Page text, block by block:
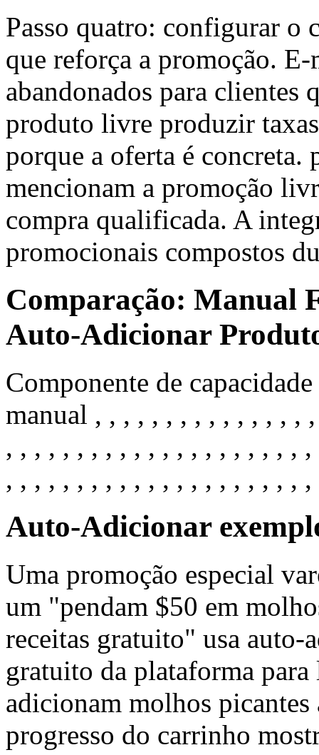
Passo quatro: configurar o
que reforça a promoção.
abandonados para clientes
produto livre produzir
porque a oferta é concreta.
mencionam a promoção
compra qualificada. A
promocionais compostos
Comparação: Manual
Auto-Adicionar
Componente de
manual , , , , , , , , , , , , , , ,
, , , , , , , , , , , , , , , , , , , , ,
, , , , , , , , , , , , , , , , , , , , ,
Auto-Adicionar
Uma promoção especial
um "pendam $50 em
receitas gratuito" usa auto-
gratuito da plataforma
adicionam molhos
progresso do carrinho